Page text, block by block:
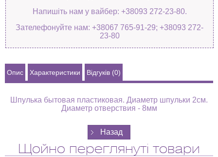
Напишіть нам у вайбер: +38093 272-23-80.
Зателефонуйте нам: +38067 765-91-29; +38093 272-
23-80
Опис Характеристики Відгуків (0)
Шпулька бытовая пластиковая. Диаметр шпульки 2см.
Диаметр отверствия - 8мм
Щойно переглянуті товари